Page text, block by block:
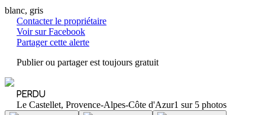
blanc, gris
Contacter le propriétaire
Voir sur Facebook
Partager cette alerte
Publier ou partager est toujours gratuit
PERDU
Le Castellet, Provence-Alpes-Côte d'Azur1 sur 5 photos